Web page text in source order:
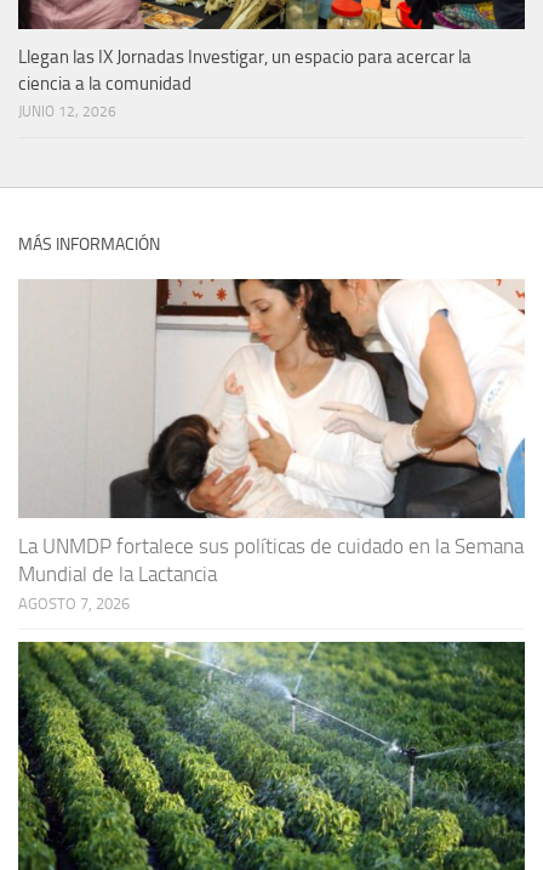
Llegan las IX Jornadas Investigar, un espacio para acercar la
ciencia a la comunidad
JUNIO 12, 2026
MÁS INFORMACIÓN
La UNMDP fortalece sus políticas de cuidado en la Semana
Mundial de la Lactancia
AGOSTO 7, 2026